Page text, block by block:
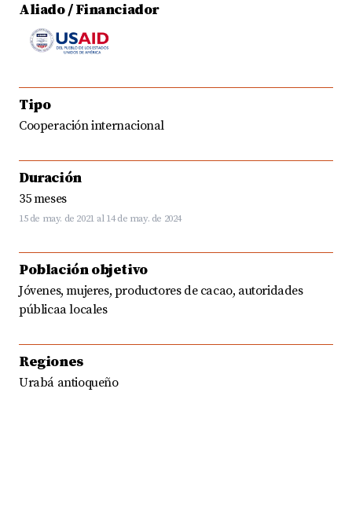
Aliado / Financiador
Tipo
Cooperación internacional
Duración
35 meses
15 de may. de 2021 al 14 de may. de 2024
Población objetivo
Jóvenes, mujeres, productores de cacao, autoridades
públicaa locales
Regiones
Urabá antioqueño